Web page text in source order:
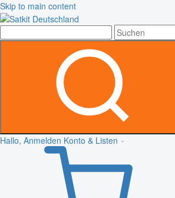
Skip to main content
Hallo, Anmelden Konto & Listen